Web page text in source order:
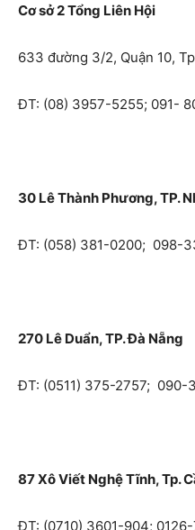
Cơ sở 2 Tổng Liên Hội
633 đường 3/2, Quận 10,
ĐT: (08) 3957-5255; 091-
30 Lê Thành Phương, TP.
ĐT: (058) 381-0200; 098-
270 Lê Duẩn, TP. Đà Nẵng
ĐT: (0511) 375-2757; 090-
87 Xô Viết Nghệ Tĩnh, Tp.
ĐT: (0710) 3601-904;